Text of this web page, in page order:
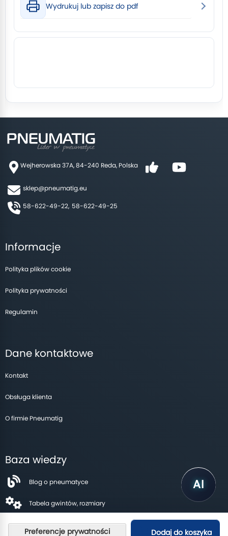
Dodaj do koszyka
Wydrukuj lub zapisz do pdf
Wejherowska 37A, 84-240 Reda, Polska
sklep@pneumatig.eu
58-622-49-22, 58-622-49-25
Informacje
Polityka plików cookie
Polityka prywatności
Regulamin
Dane kontaktowe
Kontakt
Obsługa klienta
O firmie Pneumatig
Baza wiedzy
Blog o pneumatyce
Tabela gwintów, rozmiary